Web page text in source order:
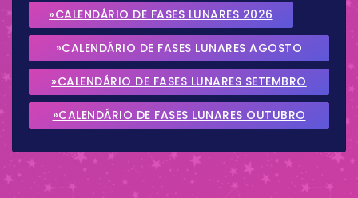
»CALENDÁRIO DE FASES LUNARES 2026
»CALENDÁRIO DE FASES LUNARES AGOSTO
2026
»CALENDÁRIO DE FASES LUNARES SETEMBRO
2026
»CALENDÁRIO DE FASES LUNARES OUTUBRO